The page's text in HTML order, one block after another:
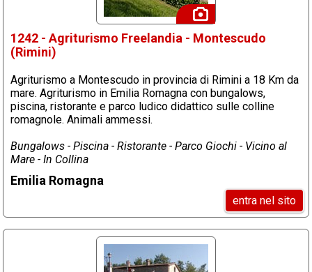
1242 - Agriturismo Freelandia - Montescudo
(Rimini)
Agriturismo a Montescudo in provincia di Rimini a 18 Km da
mare. Agriturismo in Emilia Romagna con bungalows,
piscina, ristorante e parco ludico didattico sulle colline
romagnole. Animali ammessi.
Bungalows - Piscina - Ristorante - Parco Giochi - Vicino al
Mare - In Collina
Emilia Romagna
entra nel sito